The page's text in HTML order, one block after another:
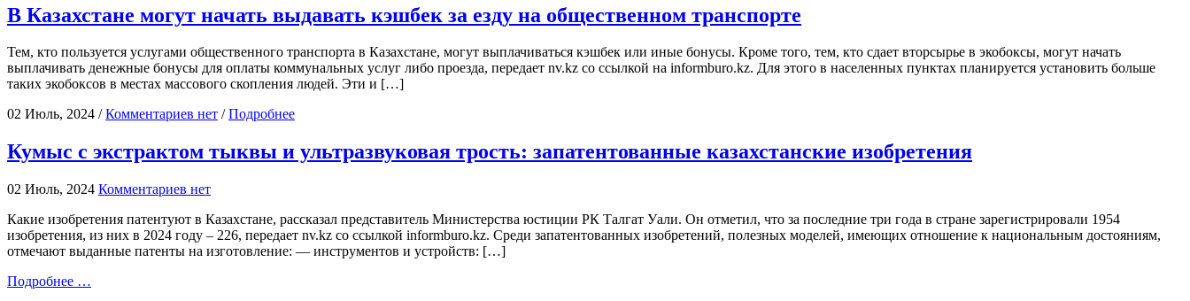
В Казахстане могут начать выдавать кэшбек за езду на общественном транспорте
Тем, кто пользуется услугами общественного транспорта в Казахстане, могут выплачиваться кэшбек или иные бонусы. Кроме того, тем, кто сдает вторсырье в экобоксы, могут начать
выплачивать денежные бонусы для оплаты коммунальных услуг либо проезда, передает nv.kz со ссылкой на informburo.kz. Для этого в населенных пунктах планируется установить больше
таких экобоксов в местах массового скопления людей. Эти и […]
02 Июль, 2024 /Комментариев нет /Подробнее
Кумыс с экстрактом тыквы и ультразвуковая трость: запатентованные казахстанские изобретения
02 Июль, 2024 Комментариев нет
Какие изобретения патентуют в Казахстане, рассказал представитель Министерства юстиции РК Талгат Уали. Он отметил, что за последние три года в стране зарегистрировали 1954
изобретения, из них в 2024 году – 226, передает nv.kz со ссылкой informburo.kz. Среди запатентованных изобретений, полезных моделей, имеющих отношение к национальным достояниям,
отмечают выданные патенты на изготовление: — инструментов и устройств: […]
Подробнее …